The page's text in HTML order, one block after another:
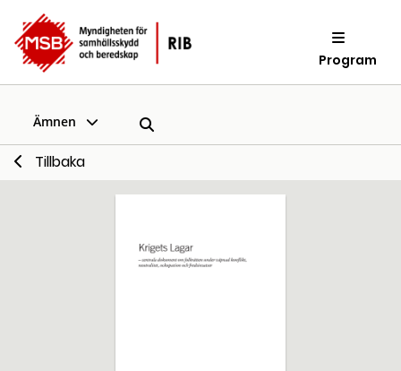
Program
Ämnen
Tillbaka